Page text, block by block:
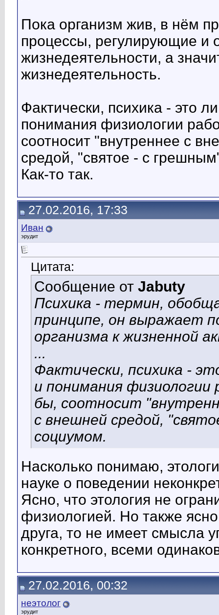
Пока организм жив, в нём
процессы, регулирующие и
жизнедеятельности, а
жизнедеятельность.
Фактически, психика - это
понимания физиологии
соотносит "внутреннее с
средой, "святое - с
Как-то так.
27.02.2016, 17:33
Иван
эрудит
Цитата:
Сообщение от Jabuty
Психика - термин,
принципе, он выражает
организма к жизненной
...
Фактически, психика -
и понимания физиологии
бы, соотносит
с внешней средой,
социумом.
Насколько понимаю,
науке о поведении
Ясно, что этология не
физиологией. Но также
друга, то не имеет смысла
конкретного, всеми
27.02.2016, 00:32
неэтолог
эрудит